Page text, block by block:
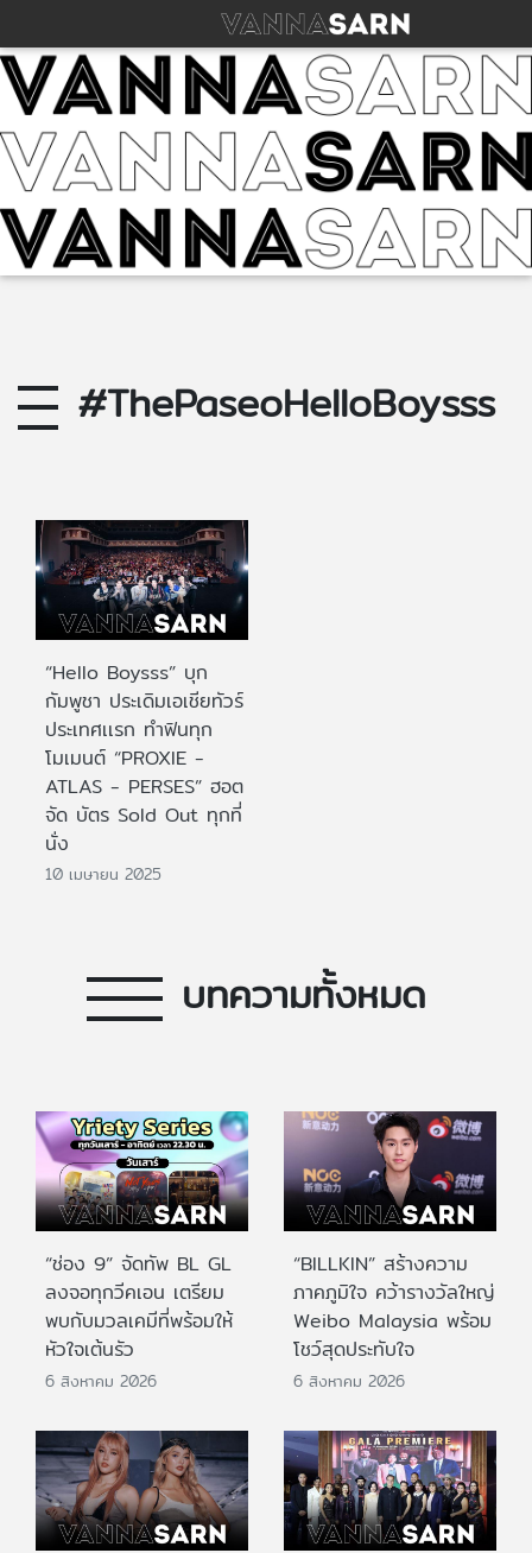
#ThePaseoHelloBoysss
“Hello Boysss” บุก
กัมพูชา ประเดิมเอเชียทัวร์
ประเทศเเรก ทำฟินทุก
โมเมนต์ “PROXIE -
ATLAS - PERSES” ฮอต
จัด บัตร Sold Out ทุกที่
นั่ง
10 เมษายน 2025
บทความทั้งหมด
“ช่อง 9” จัดทัพ BL GL
ลงจอทุกวีคเอน เตรียม
พบกับมวลเคมีที่พร้อมให้
หัวใจเต้นรัว
6 สิงหาคม 2026
“BILLKIN” สร้างความ
ภาคภูมิใจ คว้ารางวัลใหญ่
Weibo Malaysia พร้อม
โชว์สุดประทับใจ
6 สิงหาคม 2026